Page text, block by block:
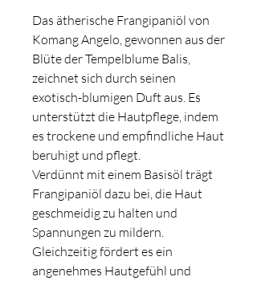
Das ätherische Frangipaniöl von
Komang Angelo, gewonnen aus der
Blüte der Tempelblume Balis,
zeichnet sich durch seinen
exotisch-blumigen Duft aus. Es
unterstützt die Hautpflege, indem
es trockene und empfindliche Haut
beruhigt und pflegt.
Verdünnt mit einem Basisöl trägt
Frangipaniöl dazu bei, die Haut
geschmeidig zu halten und
Spannungen zu mildern.
Gleichzeitig fördert es ein
angenehmes Hautgefühl und